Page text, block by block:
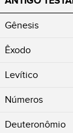
Gênesis
Êxodo
Levítico
Números
Deuteronômio